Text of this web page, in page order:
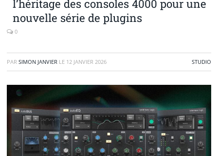
l’héritage des consoles 4000 pour une
nouvelle série de plugins
0
PAR SIMON JANVIER LE 12 JANVIER 2026 STUDIO